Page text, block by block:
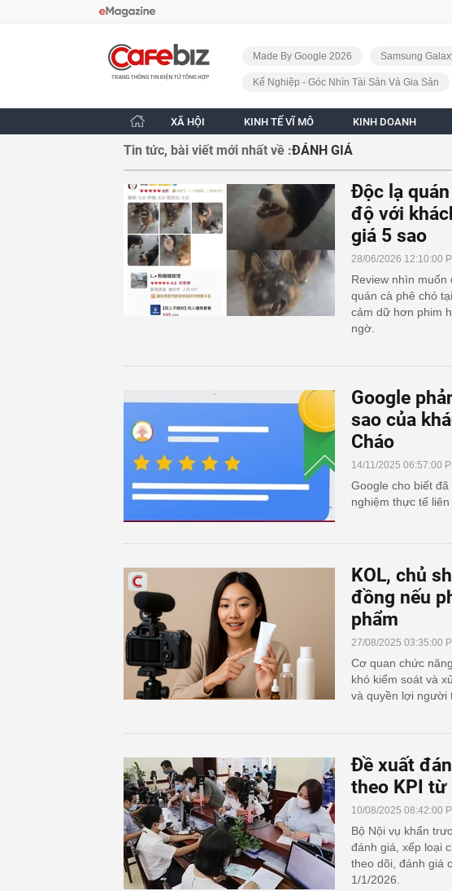
CafeBiz - Trang chủ
Made By Google 2026
Samsung
Kế Nghiệp - Góc Nhìn Tài Sản Và Gia Sản
XÃ HỘI KINH TẾ VĨ MÔ KINH DOANH
Tin tức, bài viết mới nhất về :ĐÁNH GIÁ
Độc lạ
độ với
giá 5 sao
28/06/2026 12:10:00
Review nhìn muốn
quán cà phê chó
cảm dữ hơn phim
ngờ.
Google
sao của
Cháo
14/11/2025 06:57:00
Google cho biết
nghiệm thực tế
KOL, chủ
đồng nếu
phẩm
27/08/2025 03:35:00
Cơ quan chức
khó kiểm soát và
và quyền lợi người
Đề xuất
theo KPI
10/08/2025 08:42:00
Bộ Nội vụ khẩn
đánh giá, xếp loại
theo dõi, đánh giá
1/1/2026.